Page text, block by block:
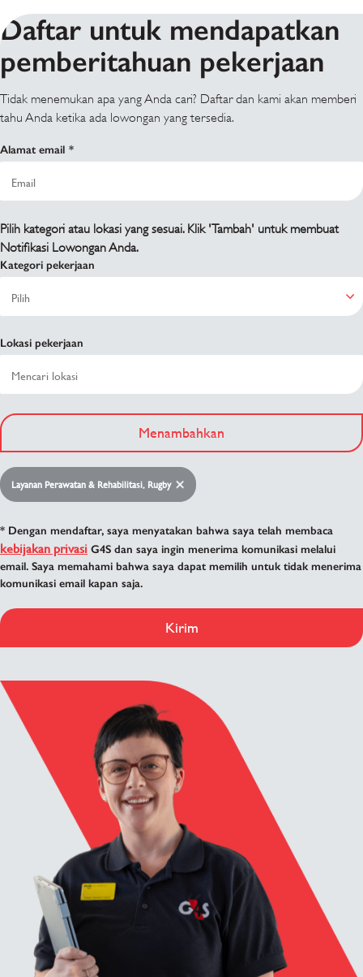
Daftar untuk mendapatkan
pemberitahuan pekerjaan
Tidak menemukan apa yang Anda cari? Daftar dan kami akan memberi
tahu Anda ketika ada lowongan yang tersedia.
Alamat email
Pilih kategori atau lokasi yang sesuai. Klik 'Tambah' untuk membuat
Notifikasi Lowongan Anda.
Kategori pekerjaan
Lokasi pekerjaan
Menambahkan
Layanan Perawatan & Rehabilitasi, Rugby
* Dengan mendaftar, saya menyatakan bahwa saya telah membaca
kebijakan privasi G4S dan saya ingin menerima komunikasi melalui
email. Saya memahami bahwa saya dapat memilih untuk tidak menerima
komunikasi email kapan saja.
Kirim